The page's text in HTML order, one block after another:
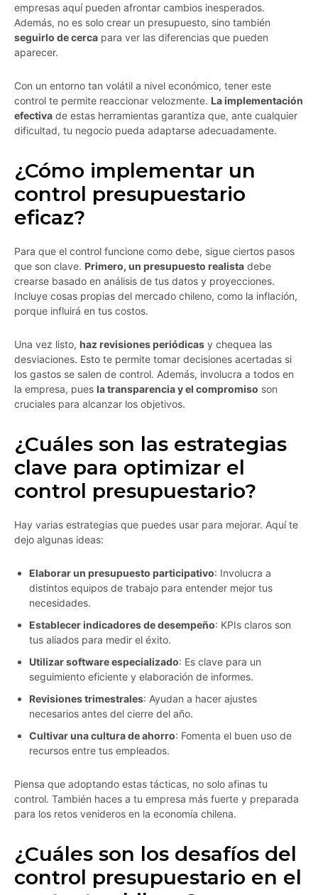
empresas aquí pueden afrontar cambios inesperados.
Además, no es solo crear un presupuesto, sino también
seguirlo de cerca para ver las diferencias que pueden
aparecer.
Con un entorno tan volátil a nivel económico, tener este
control te permite reaccionar velozmente. La implementación
efectiva de estas herramientas garantiza que, ante cualquier
dificultad, tu negocio pueda adaptarse adecuadamente.
¿Cómo implementar un
control presupuestario
eficaz?
Para que el control funcione como debe, sigue ciertos pasos
que son clave. Primero, un presupuesto realista debe
crearse basado en análisis de tus datos y proyecciones.
Incluye cosas propias del mercado chileno, como la inflación,
porque influirá en tus costos.
Una vez listo, haz revisiones periódicas y chequea las
desviaciones. Esto te permite tomar decisiones acertadas si
los gastos se salen de control. Además, involucra a todos en
la empresa, pues la transparencia y el compromiso son
cruciales para alcanzar los objetivos.
¿Cuáles son las estrategias
clave para optimizar el
control presupuestario?
Hay varias estrategias que puedes usar para mejorar. Aquí te
dejo algunas ideas:
Elaborar un presupuesto participativo: Involucra a
distintos equipos de trabajo para entender mejor tus
necesidades.
Establecer indicadores de desempeño: KPIs claros son
tus aliados para medir el éxito.
Utilizar software especializado: Es clave para un
seguimiento eficiente y elaboración de informes.
Revisiones trimestrales: Ayudan a hacer ajustes
necesarios antes del cierre del año.
Cultivar una cultura de ahorro: Fomenta el buen uso de
recursos entre tus empleados.
Piensa que adoptando estas tácticas, no solo afinas tu
control. También haces a tu empresa más fuerte y preparada
para los retos venideros en la economía chilena.
¿Cuáles son los desafíos del
control presupuestario en el